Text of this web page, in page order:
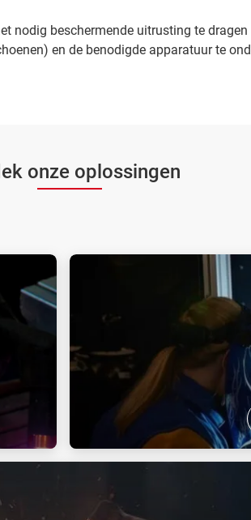
nodig beschermende uitrusting te
en de benodigde apparatuur te
onze oplossingen
Een reeks gassen voor TIG,